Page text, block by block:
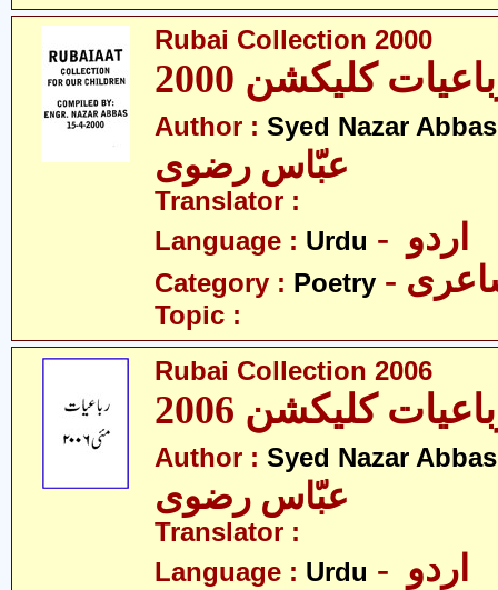
Rubai Collection 2000
کلیکشن 2000
Author : Syed Nazar
عبّاس رضوی
Translator :
Language : Urdu
Category : Poetry
Topic :
Rubai Collection 2006
کلیکشن 2006
Author : Syed Nazar
عبّاس رضوی
Translator :
Language : Urdu